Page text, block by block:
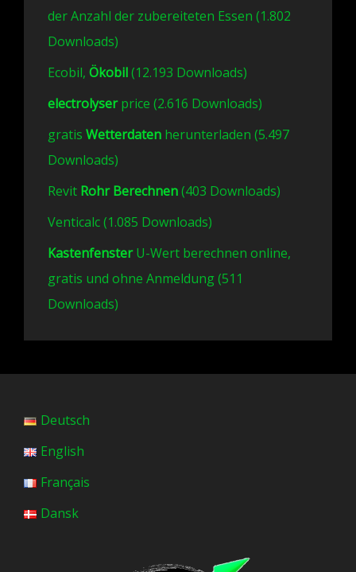
der Anzahl der zubereiteten Essen (1.802
Downloads)
Ecobil, Ökobil(12.193 Downloads)
electrolyserprice (2.616 Downloads)
gratis Wetterdaten herunterladen (5.497
Downloads)
Revit Rohr Berechnen(403 Downloads)
Venticalc (1.085 Downloads)
KastenfensterU-Wert berechnen online,
gratis und ohne Anmeldung (511
Downloads)
Deutsch
English
Français
Dansk